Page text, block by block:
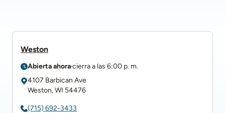
Weston
Abierta ahoracierra a las 6:00 p. m.
4107 Barbican Ave
Weston,WI 54476
(715) 692-3433